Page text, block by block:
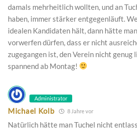
damals mehrheitlich wollten, und an
haben, immer stärker entgegenläuft.
idealen Kandidaten hält, dann hätte
vorwerfen dürfen, dass er nicht
zugegangen ist, den Verein nicht genug
spannend ab Montag!
Administrator
Michael Kolb 8 Jahre vor
Natürlich hätte man Tuchel nicht